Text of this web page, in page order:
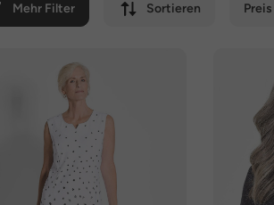
Mehr Filter Sortieren Preis